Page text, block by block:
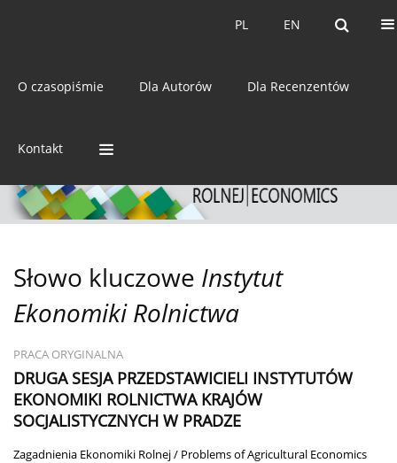
EN
PL EN
PL
O czasopiśmie Dla Autorów Dla Recenzentów
Kontakt
ISSN: 0044-1600
Słowo kluczowe Instytut
Ekonomiki Rolnictwa
PRACA ORYGINALNA
DRUGA SESJA PRZEDSTAWICIELI INSTYTUTÓW
EKONOMIKI ROLNICTWA KRAJÓW
SOCJALISTYCZNYCH W PRADZE
Zagadnienia Ekonomiki Rolnej / Problems of Agricultural Economics